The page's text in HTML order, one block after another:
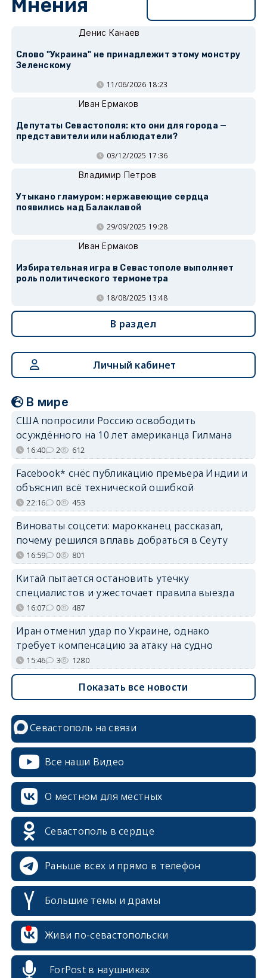
Мнения
Денис Канаев
Слово "Украина" не принадлежит этому монстру
Зеленскому
11/06/2026 18:23
Иван Ермаков
Депутаты Севастополя: кто они для города —
представители или наблюдатели?
03/12/2025 17:36
Владимир Петров
Утыкано гламуром: нержавеющие сердца
появились над Балаклавой
29/09/2025 19:28
Иван Ермаков
Избирательная игра в Севастополе выполняет
роль политического термометра
18/08/2025 13:48
В раздел
Личный кабинет
В мире
США попросили Россию освободить
осуждённого на 10 лет американца Гилмана
16:40 2 612
Facebook* снёс публикацию премьера Индии и
объяснил всё технической ошибкой
22:16 0 453
Виноваты соцсети: марокканец рассказал,
почему решился вплавь добраться в Сеуту
16:59 0 801
Китай пытается остановить утечку
специалистов и ужесточает правила выезда
16:07 0 487
Иран отменил удар по Украине, однако
требует компенсацию за атаку на судно
15:46 3 1280
Показать все новости
Севастополь на связи
Все наши Видео
О местном для местных
Севастополь в сердце
Раньше всех и прямо в телефон
Большие темы и драмы
Живи по-севастопольски
ForPost в наушниках